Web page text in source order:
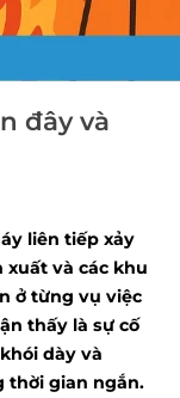
đây và
liên tiếp xảy
xuất và các khu
ở từng vụ việc
thấy là sự cố
dày và
thời gian ngắn.